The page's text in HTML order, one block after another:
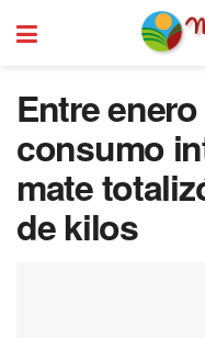
Entre
consumo
mate
de kilos